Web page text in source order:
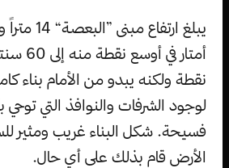
يبلغ
أمتار
نقطة ولكنه يبدو من الأمام بناء
لوجود الشرفات والنوافذ التي توحي
فسيحة. شكل البناء غريب ومثير
الأرض قام بذلك على أي حال.